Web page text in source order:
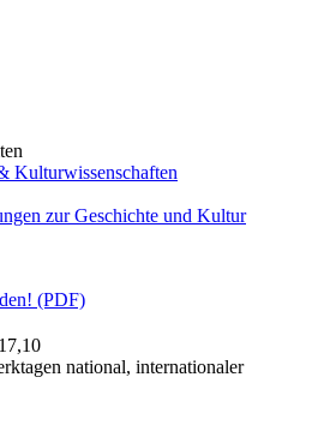
Kulturwissenschaften
zur Geschichte und Kultur
(PDF)
national, internationaler